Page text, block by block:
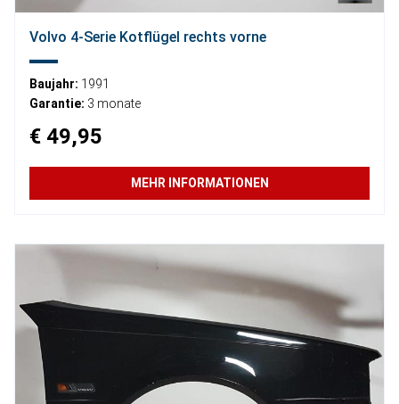
Volvo 4-Serie Kotflügel rechts vorne
Baujahr: 1991
Garantie: 3 monate
€ 49,95
MEHR INFORMATIONEN